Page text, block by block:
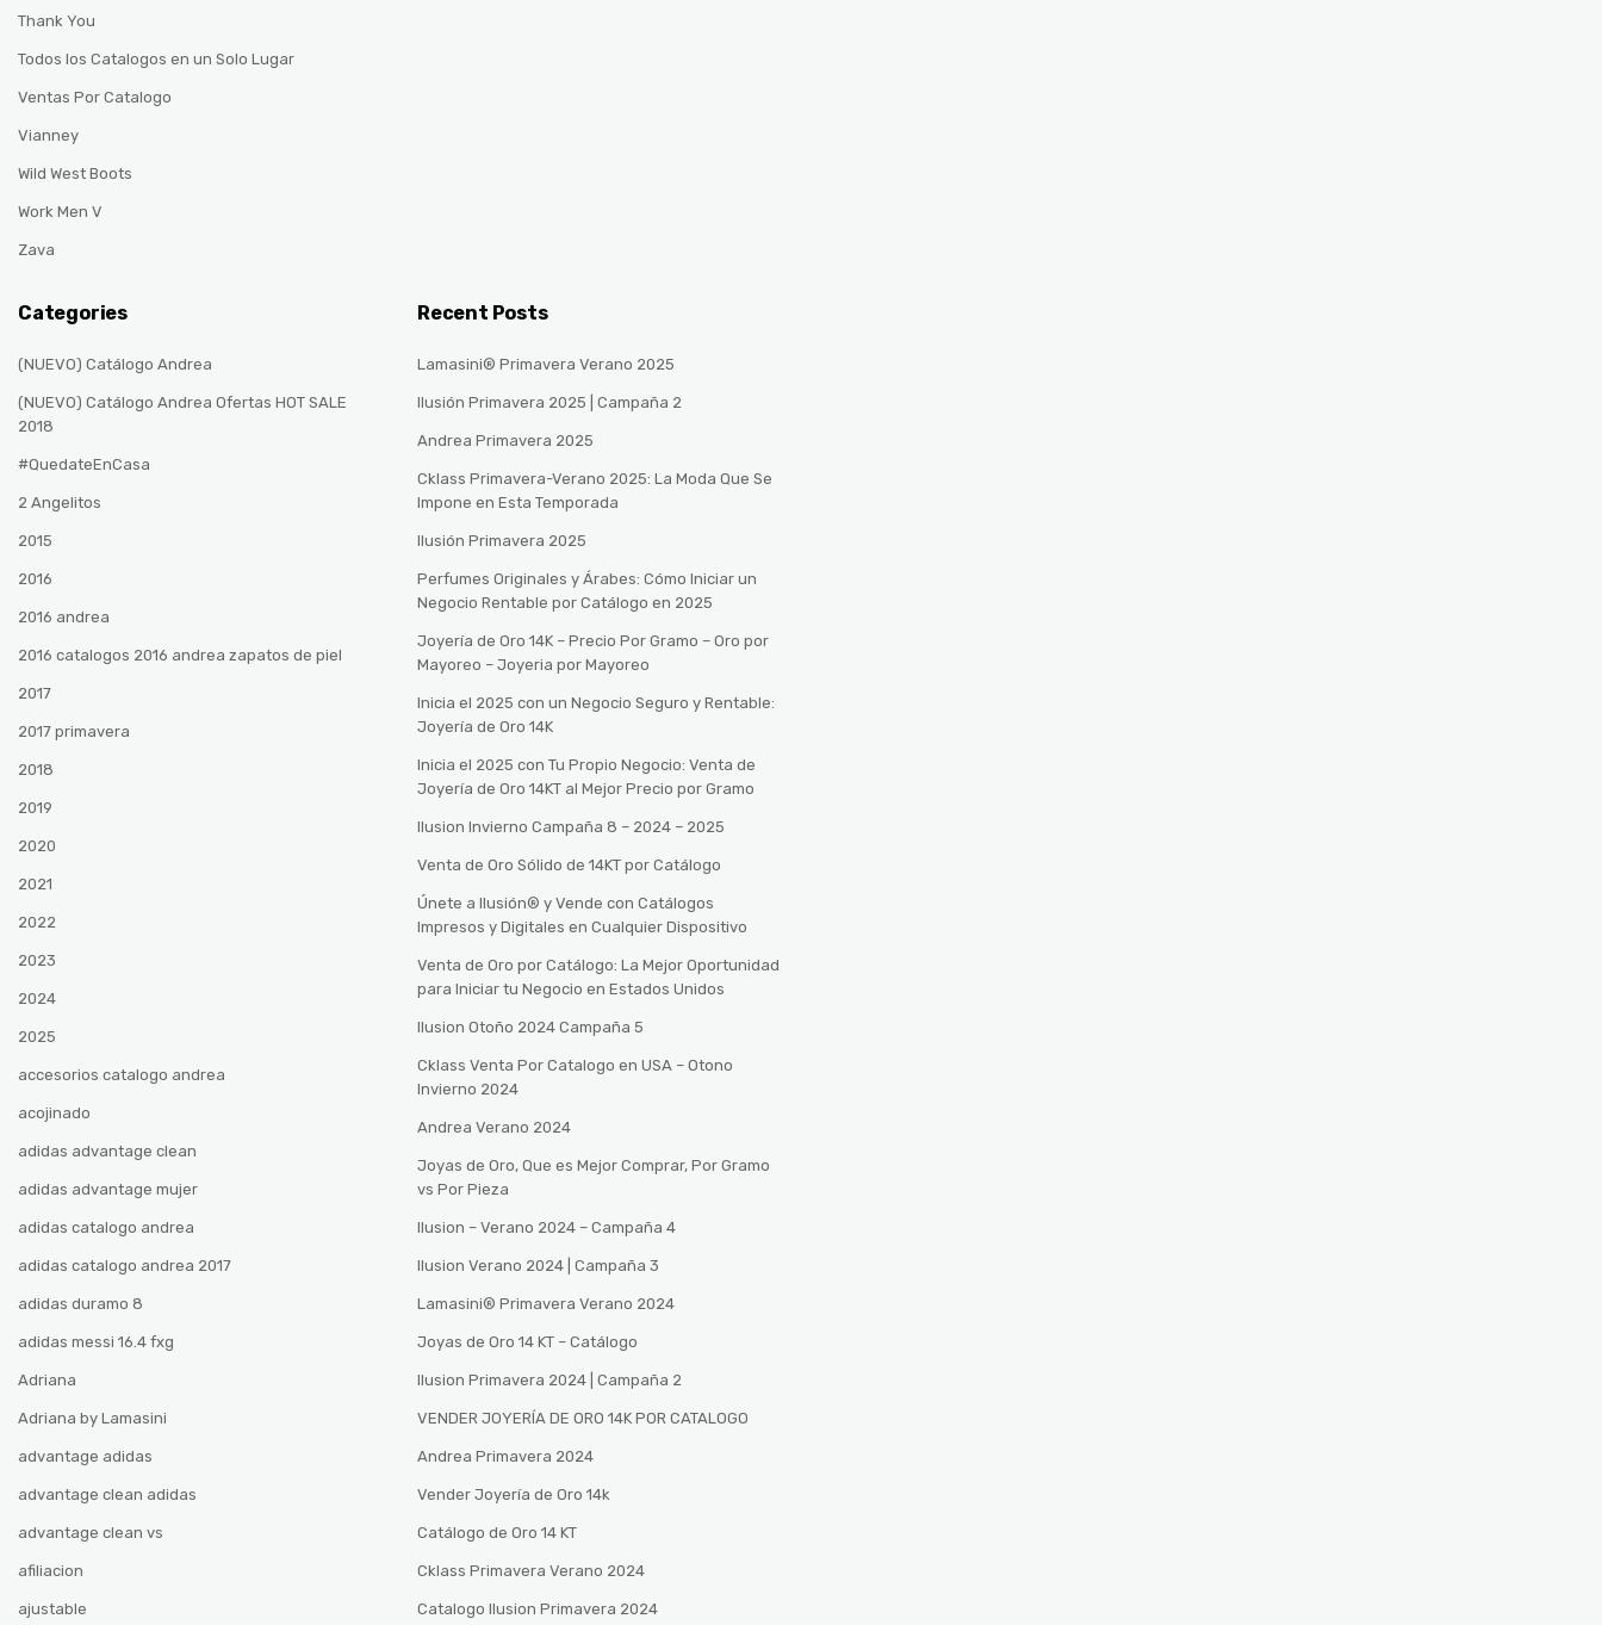
Thank You
Todos los Catalogos en un Solo Lugar
Ventas Por Catalogo
Vianney
Wild West Boots
Work Men V
Zava
Categories
(NUEVO) Catálogo Andrea
(NUEVO) Catálogo Andrea Ofertas HOT SALE
2018
#QuedateEnCasa
2 Angelitos
2015
2016
2016 andrea
2016 catalogos 2016 andrea zapatos de piel
2017
2017 primavera
2018
2019
2020
2021
2022
2023
2024
2025
accesorios catalogo andrea
acojinado
adidas advantage clean
adidas advantage mujer
adidas catalogo andrea
adidas catalogo andrea 2017
adidas duramo 8
adidas messi 16.4 fxg
Adriana
Adriana by Lamasini
advantage adidas
advantage clean adidas
advantage clean vs
afiliacion
ajustable
Recent Posts
Lamasini® Primavera Verano 2025
Ilusión Primavera 2025 | Campaña 2
Andrea Primavera 2025
Cklass Primavera-Verano 2025: La Moda Que Se
Impone en Esta Temporada
Ilusión Primavera 2025
Perfumes Originales y Árabes: Cómo Iniciar un
Negocio Rentable por Catálogo en 2025
Joyería de Oro 14K – Precio Por Gramo – Oro por
Mayoreo – Joyeria por Mayoreo
Inicia el 2025 con un Negocio Seguro y Rentable:
Joyería de Oro 14K
Inicia el 2025 con Tu Propio Negocio: Venta de
Joyería de Oro 14KT al Mejor Precio por Gramo
Ilusion Invierno Campaña 8 – 2024 – 2025
Venta de Oro Sólido de 14KT por Catálogo
Únete a Ilusión® y Vende con Catálogos
Impresos y Digitales en Cualquier Dispositivo
Venta de Oro por Catálogo: La Mejor Oportunidad
para Iniciar tu Negocio en Estados Unidos
Ilusion Otoño 2024 Campaña 5
Cklass Venta Por Catalogo en USA – Otono
Invierno 2024
Andrea Verano 2024
Joyas de Oro, Que es Mejor Comprar, Por Gramo
vs Por Pieza
Ilusion – Verano 2024 – Campaña 4
Ilusion Verano 2024 | Campaña 3
Lamasini®️ Primavera Verano 2024
Joyas de Oro 14 KT – Catálogo
Ilusion Primavera 2024 | Campaña 2
VENDER JOYERÍA DE ORO 14K POR CATALOGO
Andrea Primavera 2024
Vender Joyería de Oro 14k
Catálogo de Oro 14 KT
Cklass Primavera Verano 2024
Catalogo Ilusion Primavera 2024